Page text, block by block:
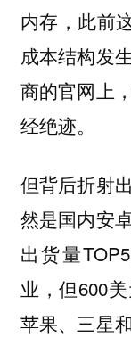
内存，此前
成本结构发
商的官网上
经绝迹。
但背后折射
然是国内安
出货量
业，但600
苹果、三星